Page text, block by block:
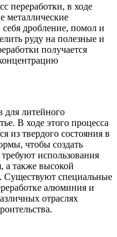
переработки, в ходе
металлические
дробление, помол и
руду на полезные и
получается
для литейного
В ходе этого процесса
из твердого состояния в
чтобы создать
использования
а также высокой
Существуют специальные
алюминия и
отраслях